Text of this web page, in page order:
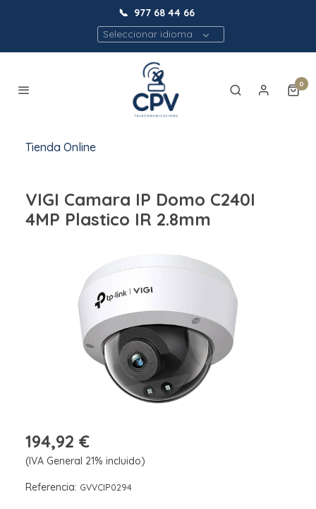
📞 977 68 44 66
Seleccionar idioma
0
Tienda Online
VIGI Camara IP Domo C240I
4MP Plastico IR 2.8mm
194,92 €
(IVA General 21% incluido)
Referencia: GVVCIP0294